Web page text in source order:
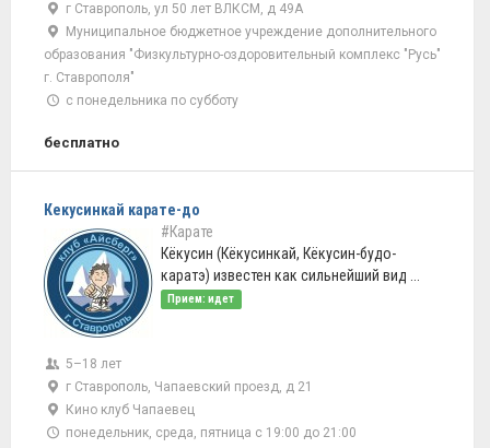
г Ставрополь, ул 50 лет ВЛКСМ, д 49А
Муниципальное бюджетное учреждение дополнительного
образования "Физкультурно-оздоровительный комплекс "Русь"
г. Ставрополя"
с понедельника по субботу
бесплатно
Кекусинкай карате-до
#Карате
Кёкусин (Кёкусинкай, Кёкусин-будо-
каратэ) известен как сильнейший вид ...
Прием: идет
5–18 лет
г Ставрополь, Чапаевский проезд, д 21
Кино клуб Чапаевец
понедельник, среда, пятница с 19:00 до 21:00